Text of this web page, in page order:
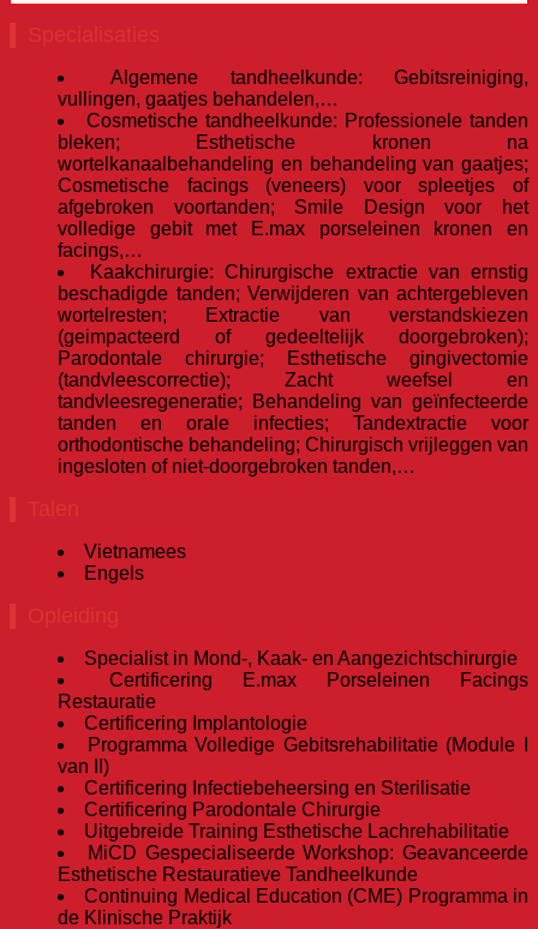
Algemene tandheelkunde: Gebitsreiniging,
vullingen, gaatjes behandelen,…
Cosmetische tandheelkunde: Professionele tanden
bleken; Esthetische kronen na
wortelkanaalbehandeling en behandeling van gaatjes;
Cosmetische facings (veneers) voor spleetjes of
afgebroken voortanden; Smile Design voor het
volledige gebit met E.max porseleinen kronen en
facings,…
Kaakchirurgie: Chirurgische extractie van ernstig
beschadigde tanden; Verwijderen van achtergebleven
wortelresten; Extractie van verstandskiezen
(geimpacteerd of gedeeltelijk doorgebroken);
Parodontale chirurgie; Esthetische gingivectomie
(tandvleescorrectie); Zacht weefsel en
tandvleesregeneratie; Behandeling van geïnfecteerde
tanden en orale infecties; Tandextractie voor
orthodontische behandeling; Chirurgisch vrijleggen van
ingesloten of niet-doorgebroken tanden,…
Vietnamees
Engels
Specialist in Mond-, Kaak- en Aangezichtschirurgie
Certificering E.max Porseleinen Facings
Restauratie
Certificering Implantologie
Programma Volledige Gebitsrehabilitatie (Module I
van II)
Certificering Infectiebeheersing en Sterilisatie
Certificering Parodontale Chirurgie
Uitgebreide Training Esthetische Lachrehabilitatie
MiCD Gespecialiseerde Workshop: Geavanceerde
Esthetische Restauratieve Tandheelkunde
Continuing Medical Education (CME) Programma in
de Klinische Praktijk